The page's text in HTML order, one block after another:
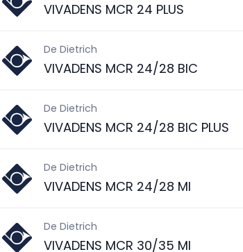
VIVADENS MCR 24 PLUS
De Dietrich
VIVADENS MCR 24/28 BIC
De Dietrich
VIVADENS MCR 24/28 BIC PLUS
De Dietrich
VIVADENS MCR 24/28 MI
De Dietrich
VIVADENS MCR 30/35 MI